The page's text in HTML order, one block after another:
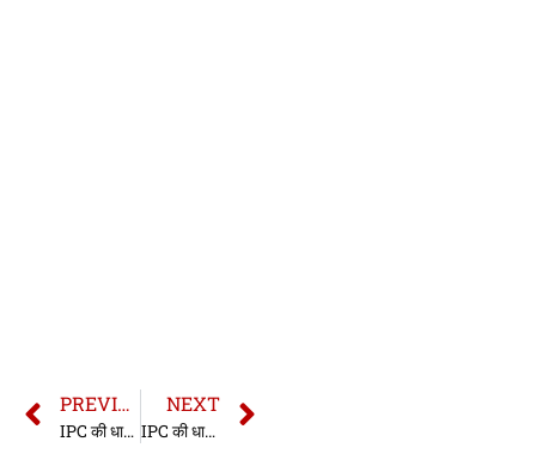
PREVIOUS
IPC की धारा 121 | धारा 121 भारतीय दण्ड संहिता | IPC Section 121 In Hindi
NEXT
IPC की धारा 122 | धारा 122 भारतीय दण्ड संहिता | IPC Section 122 In Hindi